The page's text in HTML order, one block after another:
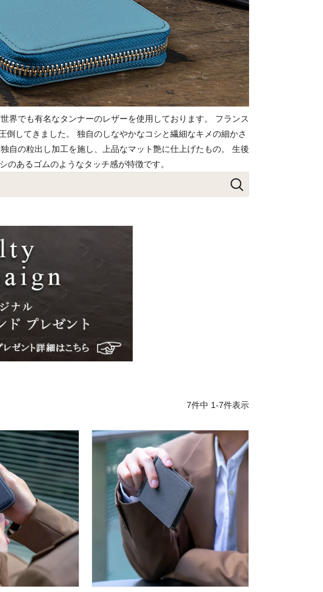
界でも有名なタンナーのレザーを使用しております。 フランス
してきました。 独自のしなやかなコシと繊細なキメの細かさ
自の粒出し加工を施し、上品なマット艶に仕上げたもの。 生後
あるゴムのようなタッチ感が特徴です。
7件中 1-7件表示